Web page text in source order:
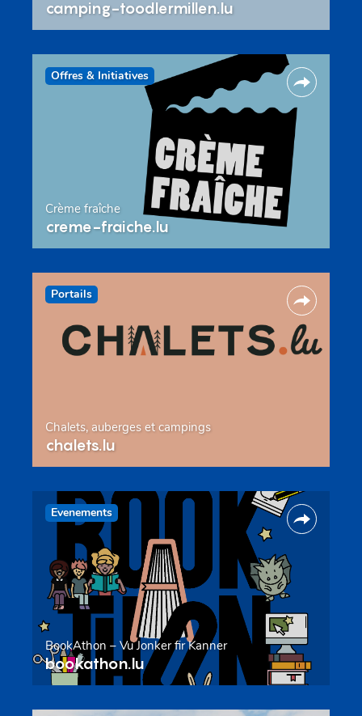
camping-toodlermillen.lu
Offres & Initiatives
Crème fraîche
creme-fraiche.lu
Portails
Chalets, auberges et campings
chalets.lu
Evenements
BookAthon – Vu Jonker fir Kanner
bookathon.lu